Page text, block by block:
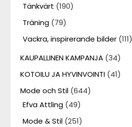
Tänkvärt (190)
Träning (79)
Vackra, inspirerande bilder (111)
KAUPALLINEN KAMPANJA (34)
KOTOILU JA HYVINVOINTI (41)
Mode och Stil (644)
Efva Attling (49)
Mode & Stil (251)